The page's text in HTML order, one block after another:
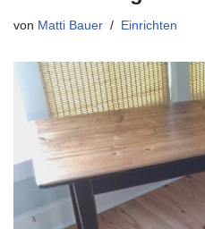
von Matti Bauer Einrichten